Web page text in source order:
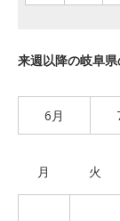
来週以降の岐阜
6月
月 火